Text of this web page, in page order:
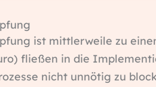
ist mittlerweile zu
fließen in die
nicht unnötig zu